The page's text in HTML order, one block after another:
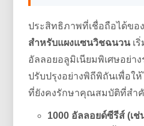
ประสิทธิภาพที่เชื่อถือได้ของ
สำหรับแผงแซนวิชฉนวนเริ่
อัลลอยอลูมิเนียมพิเศษอย่าง
ปรับปรุงอย่างพิถีพิถันเพื่อใ
ที่ยังคงรักษาคุณสมบัติที่สำ
1000 อัลลอยด์ซีรีส์ (เช่